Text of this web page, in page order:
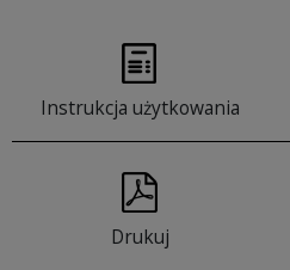
Instrukcja użytkowania
Drukuj